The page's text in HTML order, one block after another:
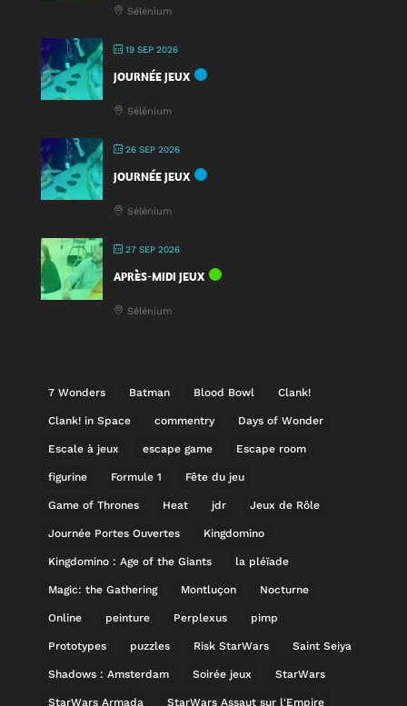
Sélénium
19 SEP 2026
JOURNÉE JEUX
Sélénium
26 SEP 2026
JOURNÉE JEUX
Sélénium
27 SEP 2026
APRÈS-MIDI JEUX
Sélénium
7 Wonders Batman Blood Bowl Clank!
Clank! in Space commentry Days of Wonder
Escale à jeux escape game Escape room
figurine Formule 1 Fête du jeu
Game of Thrones Heat jdr Jeux de Rôle
Journée Portes Ouvertes Kingdomino
Kingdomino : Age of the Giants la pléïade
Magic: the Gathering Montluçon Nocturne
Online peinture Perplexus pimp
Prototypes puzzles Risk StarWars Saint Seiya
Shadows : Amsterdam Soirée jeux StarWars
StarWars Armada StarWars Assaut sur l'Empire